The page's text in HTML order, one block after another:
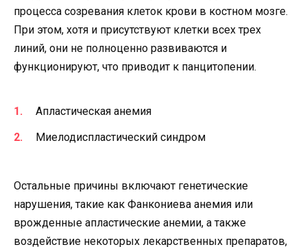
процесса созревания клеток крови в костном мозге.
При этом, хотя и присутствуют клетки всех трех
линий, они не полноценно развиваются и
функционируют, что приводит к панцитопении.
Апластическая анемия
Миелодиспластический синдром
Остальные причины включают генетические
нарушения, такие как Фанкониева анемия или
врожденные апластические анемии, а также
воздействие некоторых лекарственных препаратов,